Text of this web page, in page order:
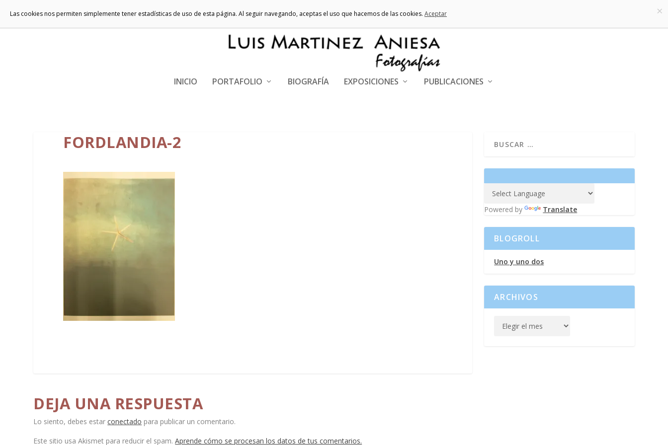
INICIO PORTAFOLIO BIOGRAFÍA EXPOSICIONES PUBLICACIONES
FORDLANDIA-2
DEJA UNA RESPUESTA
Lo siento, debes estarconectado para publicar un comentario.
Este sitio usa Akismet para reducir el spam.Aprende cómo se procesan los datos de tus comentarios.
Powered by Translate
BLOGROLL
Uno y uno dos
ARCHIVOS
×
Las cookies nos permiten simplemente tener estadísticas de uso de esta página. Al seguir navegando, aceptas el uso que hacemos de las cookies. Aceptar